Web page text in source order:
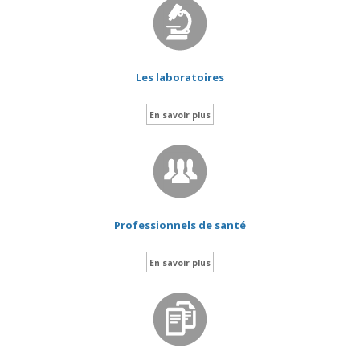
Les laboratoires
En savoir plus
Professionnels de santé
En savoir plus